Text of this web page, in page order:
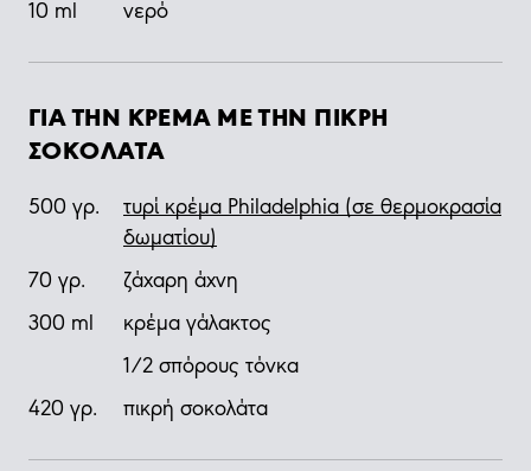
10 ml νερό
ΓΙΑ ΤΗΝ ΚΡΕΜΑ ΜΕ ΤΗΝ ΠΙΚΡΗ
ΣΟΚΟΛΑΤΑ
500 γρ.
τυρί κρέμα Philadelphia (σε θερμοκρασία
δωματίου)
70 γρ.
ζάχαρη άχνη
300 ml
κρέμα γάλακτος
1/2 σπόρους τόνκα
420 γρ. πικρή σοκολάτα